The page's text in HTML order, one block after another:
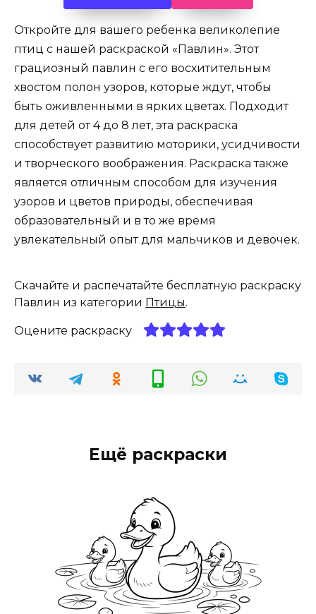
Откройте для вашего ребенка великолепие
птиц с нашей раскраской «Павлин». Этот
грациозный павлин с его восхитительным
хвостом полон узоров, которые ждут, чтобы
быть оживленными в ярких цветах. Подходит
для детей от 4 до 8 лет, эта раскраска
способствует развитию моторики, усидчивости
и творческого воображения. Раскраска также
является отличным способом для изучения
узоров и цветов природы, обеспечивая
образовательный и в то же время
увлекательный опыт для мальчиков и девочек.
Скачайте и распечатайте бесплатную раскраску
Павлин из категории Птицы.
Оцените раскраску
Ещё раскраски